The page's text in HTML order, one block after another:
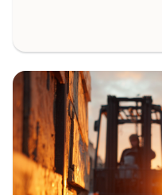
courant. Certalis vous
formations sur-
pour maîtriser tous
tension.